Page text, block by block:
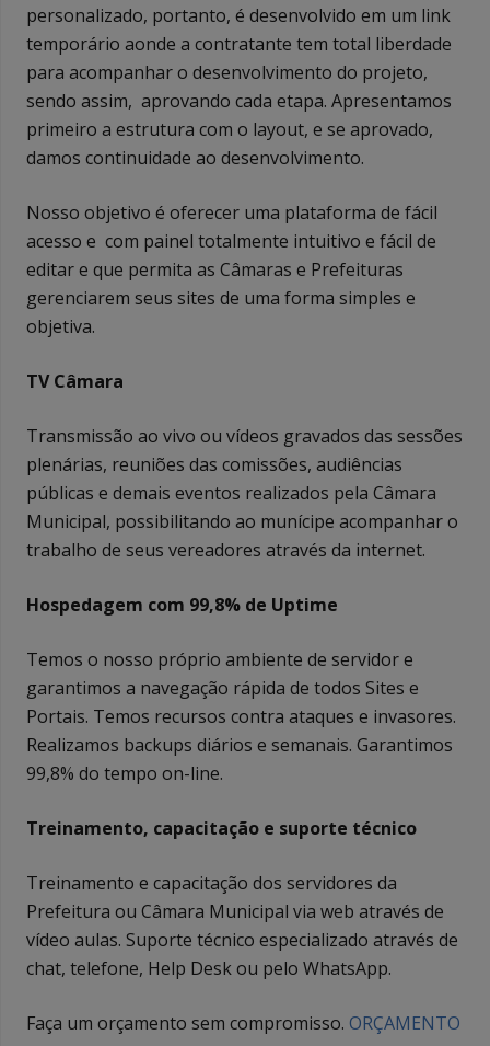
personalizado, portanto, é desenvolvido em um link
temporário aonde a contratante tem total liberdade
para acompanhar o desenvolvimento do projeto,
sendo assim, aprovando cada etapa. Apresentamos
primeiro a estrutura com o layout, e se aprovado,
damos continuidade ao desenvolvimento.
Nosso objetivo é oferecer uma plataforma de fácil
acesso e com painel totalmente intuitivo e fácil de
editar e que permita as Câmaras e Prefeituras
gerenciarem seus sites de uma forma simples e
objetiva.
TV Câmara
Transmissão ao vivo ou vídeos gravados das sessões
plenárias, reuniões das comissões, audiências
públicas e demais eventos realizados pela Câmara
Municipal, possibilitando ao munícipe acompanhar o
trabalho de seus vereadores através da internet.
Hospedagem com 99,8% de Uptime
Temos o nosso próprio ambiente de servidor e
garantimos a navegação rápida de todos Sites e
Portais. Temos recursos contra ataques e invasores.
Realizamos backups diários e semanais. Garantimos
99,8% do tempo on-line.
Treinamento, capacitação e suporte técnico
Treinamento e capacitação dos servidores da
Prefeitura ou Câmara Municipal via web através de
vídeo aulas. Suporte técnico especializado através de
chat, telefone, Help Desk ou pelo WhatsApp.
Faça um orçamento sem compromisso. ORÇAMENTO